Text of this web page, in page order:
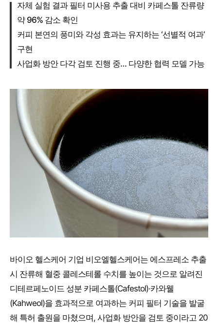
자체 실험 결과 필터 미사용 추출 대비 카페스톨 잔류량
약 96% 감소 확인
커피 본연의 풍미와 각성 효과는 유지하는 ‘선별적 여과’
구현
사업화 방안 다각 검토 진행 중… 다양한 협력 모델 가능
바이오 헬스케어 기업 비오엘헬스케어는 에스프레소 추출
시 잔류해 혈중 콜레스테롤 수치를 높이는 것으로 알려진
디테르페노이드 성분 카페스톨(Cafestol)·카와웰
(Kahweol)을 효과적으로 여과하는 커피 필터 기술을 발굴
해 특허 출원을 마쳤으며, 사업화 방안을 검토 중이라고 20